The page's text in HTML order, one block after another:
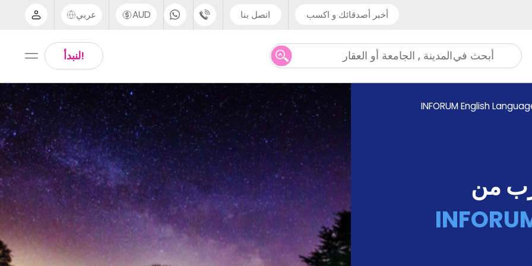
أخبر أصدقائك و اكسب اتصل بنا
UK - +44 (0) 20 3871 8666
IN - +91 (80) 3711 1326
US - +1 (646) 718 6172
AUD عربي
Arabic
English
Thai
!لنبدأ أبحث فيالمدينة , الجامعة أو العقار
INFORUM English
من